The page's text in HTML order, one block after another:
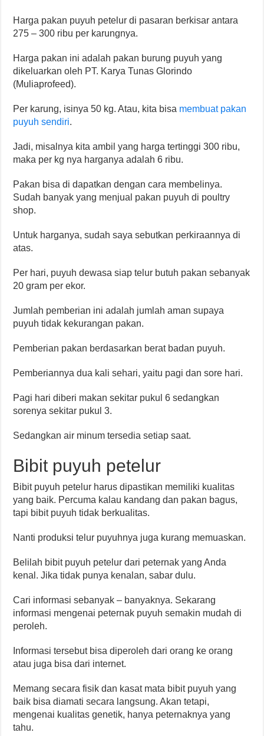
Harga pakan puyuh petelur di pasaran berkisar antara
275 – 300 ribu per karungnya.
Harga pakan ini adalah pakan burung puyuh yang
dikeluarkan oleh PT. Karya Tunas Glorindo
(Muliaprofeed).
Per karung, isinya 50 kg. Atau, kita bisa membuat pakan
puyuh sendiri.
Jadi, misalnya kita ambil yang harga tertinggi 300 ribu,
maka per kg nya harganya adalah 6 ribu.
Pakan bisa di dapatkan dengan cara membelinya.
Sudah banyak yang menjual pakan puyuh di poultry
shop.
Untuk harganya, sudah saya sebutkan perkiraannya di
atas.
Per hari, puyuh dewasa siap telur butuh pakan sebanyak
20 gram per ekor.
Jumlah pemberian ini adalah jumlah aman supaya
puyuh tidak kekurangan pakan.
Pemberian pakan berdasarkan berat badan puyuh.
Pemberiannya dua kali sehari, yaitu pagi dan sore hari.
Pagi hari diberi makan sekitar pukul 6 sedangkan
sorenya sekitar pukul 3.
Sedangkan air minum tersedia setiap saat.
Bibit puyuh petelur
Bibit puyuh petelur harus dipastikan memiliki kualitas
yang baik. Percuma kalau kandang dan pakan bagus,
tapi bibit puyuh tidak berkualitas.
Nanti produksi telur puyuhnya juga kurang memuaskan.
Belilah bibit puyuh petelur dari peternak yang Anda
kenal. Jika tidak punya kenalan, sabar dulu.
Cari informasi sebanyak – banyaknya. Sekarang
informasi mengenai peternak puyuh semakin mudah di
peroleh.
Informasi tersebut bisa diperoleh dari orang ke orang
atau juga bisa dari internet.
Memang secara fisik dan kasat mata bibit puyuh yang
baik bisa diamati secara langsung. Akan tetapi,
mengenai kualitas genetik, hanya peternaknya yang
tahu.